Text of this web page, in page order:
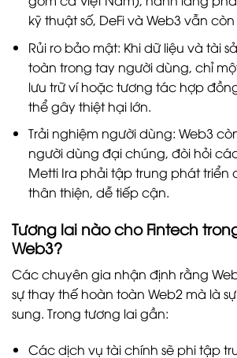
kỹ thuật số, DeFi và Web3 vẫn
Rủi ro bảo mật: Khi dữ liệu và tài
toàn trong tay người dùng, chỉ
lưu trữ ví hoặc tương tác hợp
thể gây thiệt hại lớn.
Trải nghiệm người dùng: Web3
người dùng đại chúng, đòi hỏi
Metti Ira phải tập trung phát triển
thân thiện, dễ tiếp cận.
Tương lai nào cho Fintech
Web3?
Các chuyên gia nhận định rằng
sự thay thế hoàn toàn Web2 mà là
sung. Trong tương lai gần:
Các dịch vụ tài chính sẽ phi tập